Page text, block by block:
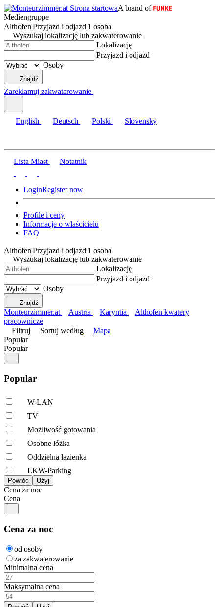
A brand of
Mediengruppe
Althofen|Przyjazd i odjazd|1 osoba
Wyszukaj lokalizację lub zakwaterowanie
Lokalizację
Przyjazd i odjazd
Osoby
Znajdź
Zareklamuj zakwaterowanie
English Deutsch Polski Slovenský
Lista Miast Notatnik
LoginRegister now
Profile i ceny
Informacje o właścicielu
FAQ
Althofen|Przyjazd i odjazd|1 osoba
Wyszukaj lokalizację lub zakwaterowanie
Lokalizację
Przyjazd i odjazd
Osoby
Znajdź
Monteurzimmer.at Austria Karyntia
Althofen kwatery
pracownicze
Filtruj
Sortuj według
Mapa
Popular
Popular
Popular
W-LAN
TV
Możliwość gotowania
Osobne łóżka
Oddzielna łazienka
LKW-Parking
Cena za noc
Cena
Cena za noc
od osoby
za zakwaterowanie
Minimalna cena
Maksymalna cena